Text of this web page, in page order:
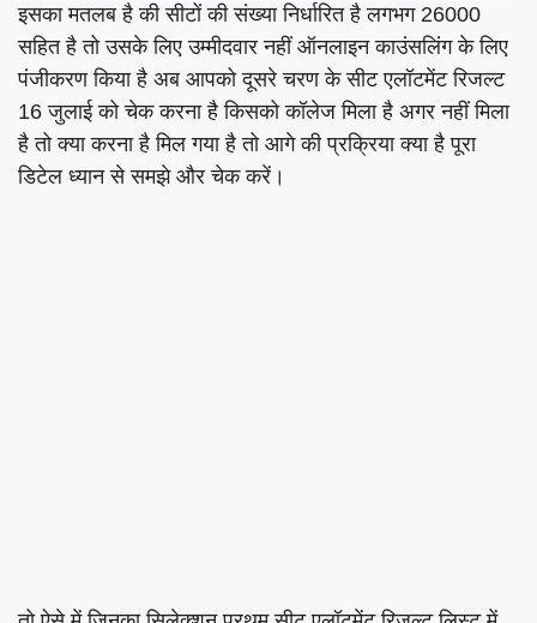
इसका मतलब है की सीटों की संख्या निर्धारित है लगभग 26000
सहित है तो उसके लिए उम्मीदवार नहीं ऑनलाइन काउंसलिंग के लिए
पंजीकरण किया है अब आपको दूसरे चरण के सीट एलॉटमेंट रिजल्ट
16 जुलाई को चेक करना है किसको कॉलेज मिला है अगर नहीं मिला
है तो क्या करना है मिल गया है तो आगे की प्रक्रिया क्या है पूरा
डिटेल ध्यान से समझे और चेक करें।